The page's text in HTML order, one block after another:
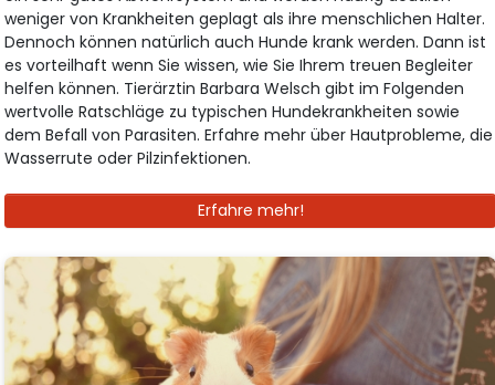
weniger von Krankheiten geplagt als ihre menschlichen Halter.
Dennoch können natürlich auch Hunde krank werden. Dann ist
es vorteilhaft wenn Sie wissen, wie Sie Ihrem treuen Begleiter
helfen können. Tierärztin Barbara Welsch gibt im Folgenden
wertvolle Ratschläge zu typischen Hundekrankheiten sowie
dem Befall von Parasiten. Erfahre mehr über Hautprobleme, die
Wasserrute oder Pilzinfektionen.
Erfahre mehr!